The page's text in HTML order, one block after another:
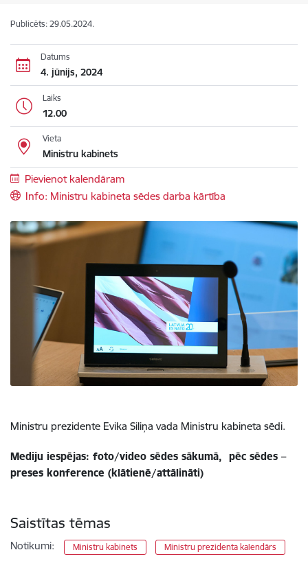
Publicēts: 29.05.2024.
Datums
4. jūnijs, 2024
Laiks
12.00
Vieta
Ministru kabinets
Pievienot kalendāram
Info: Ministru kabineta sēdes darba kārtība
Ministru prezidente Evika Siliņa vada Ministru kabineta sēdi.
Mediju iespējas: foto/video sēdes sākumā, pēc sēdes –
preses konference (klātienē/attālināti)
Saistītas tēmas
Notikumi: Ministru kabinets Ministru prezidenta kalendārs